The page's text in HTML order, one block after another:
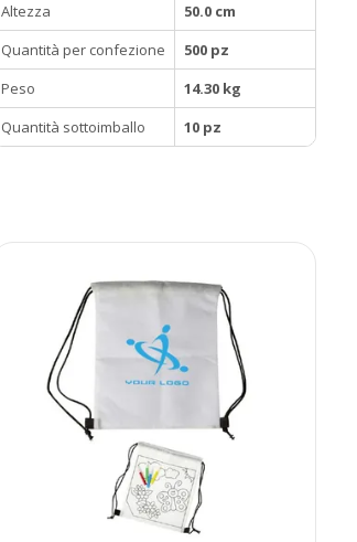
Altezza
50.0 cm
Quantità per confezione
500 pz
Peso
14.30 kg
Quantità sottoimballo
10 pz